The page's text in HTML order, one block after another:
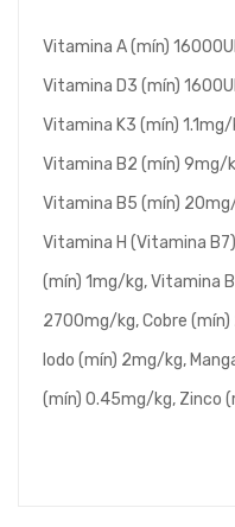
Vitamina A (mín)
Vitamina D3 (mín)
Vitamina K3 (mín)
Vitamina B2 (mín) 9mg/
Vitamina B5 (mín)
Vitamina H (Vitamina
(mín) 1mg/kg, Vitamina
2700mg/kg, Cobre
Iodo (mín) 2mg/kg,
(mín) 0.45mg/kg, Zinco